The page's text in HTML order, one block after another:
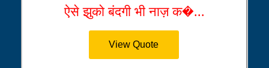
ऐसे झुको बंदगी भी नाज़ क�...
View Quote